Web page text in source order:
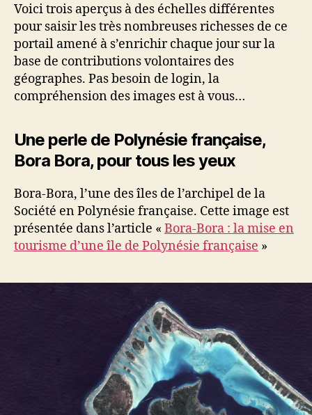
Voici trois aperçus à des échelles différentes
pour saisir les très nombreuses richesses de ce
portail amené à s’enrichir chaque jour sur la
base de contributions volontaires des
géographes. Pas besoin de login, la
compréhension des images est à vous…
Une perle de Polynésie française,
Bora Bora, pour tous les yeux
Bora-Bora, l’une des îles de l’archipel de la
Société en Polynésie française. Cette image est
présentée dans l’article « Bora-Bora : la mise en
tourisme d’une île de Polynésie française »